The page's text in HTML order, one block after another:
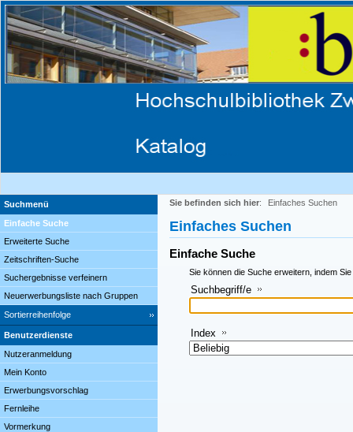
Suchmenü
Einfache Suche
Erweiterte Suche
Zeitschriften-Suche
Suchergebnisse verfeinern
Neuerwerbungsliste nach Gruppen
Sortierreihenfolge
Benutzerdienste
Nutzeranmeldung
Mein Konto
Erwerbungsvorschlag
Fernleihe
Vormerkung
Sie befinden sich hier: Einfaches Suchen
Einfaches Suchen
Einfache Suche
Sie können die Suche erweitern, indem
Suchbegriff/e
Index